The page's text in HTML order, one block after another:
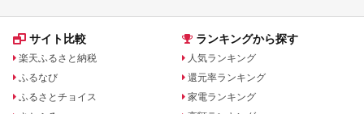
サイト比較
楽天ふるさと納税
ふるなび
ふるさとチョイス
ランキングから探す
人気ランキング
還元率ランキング
家電ランキング